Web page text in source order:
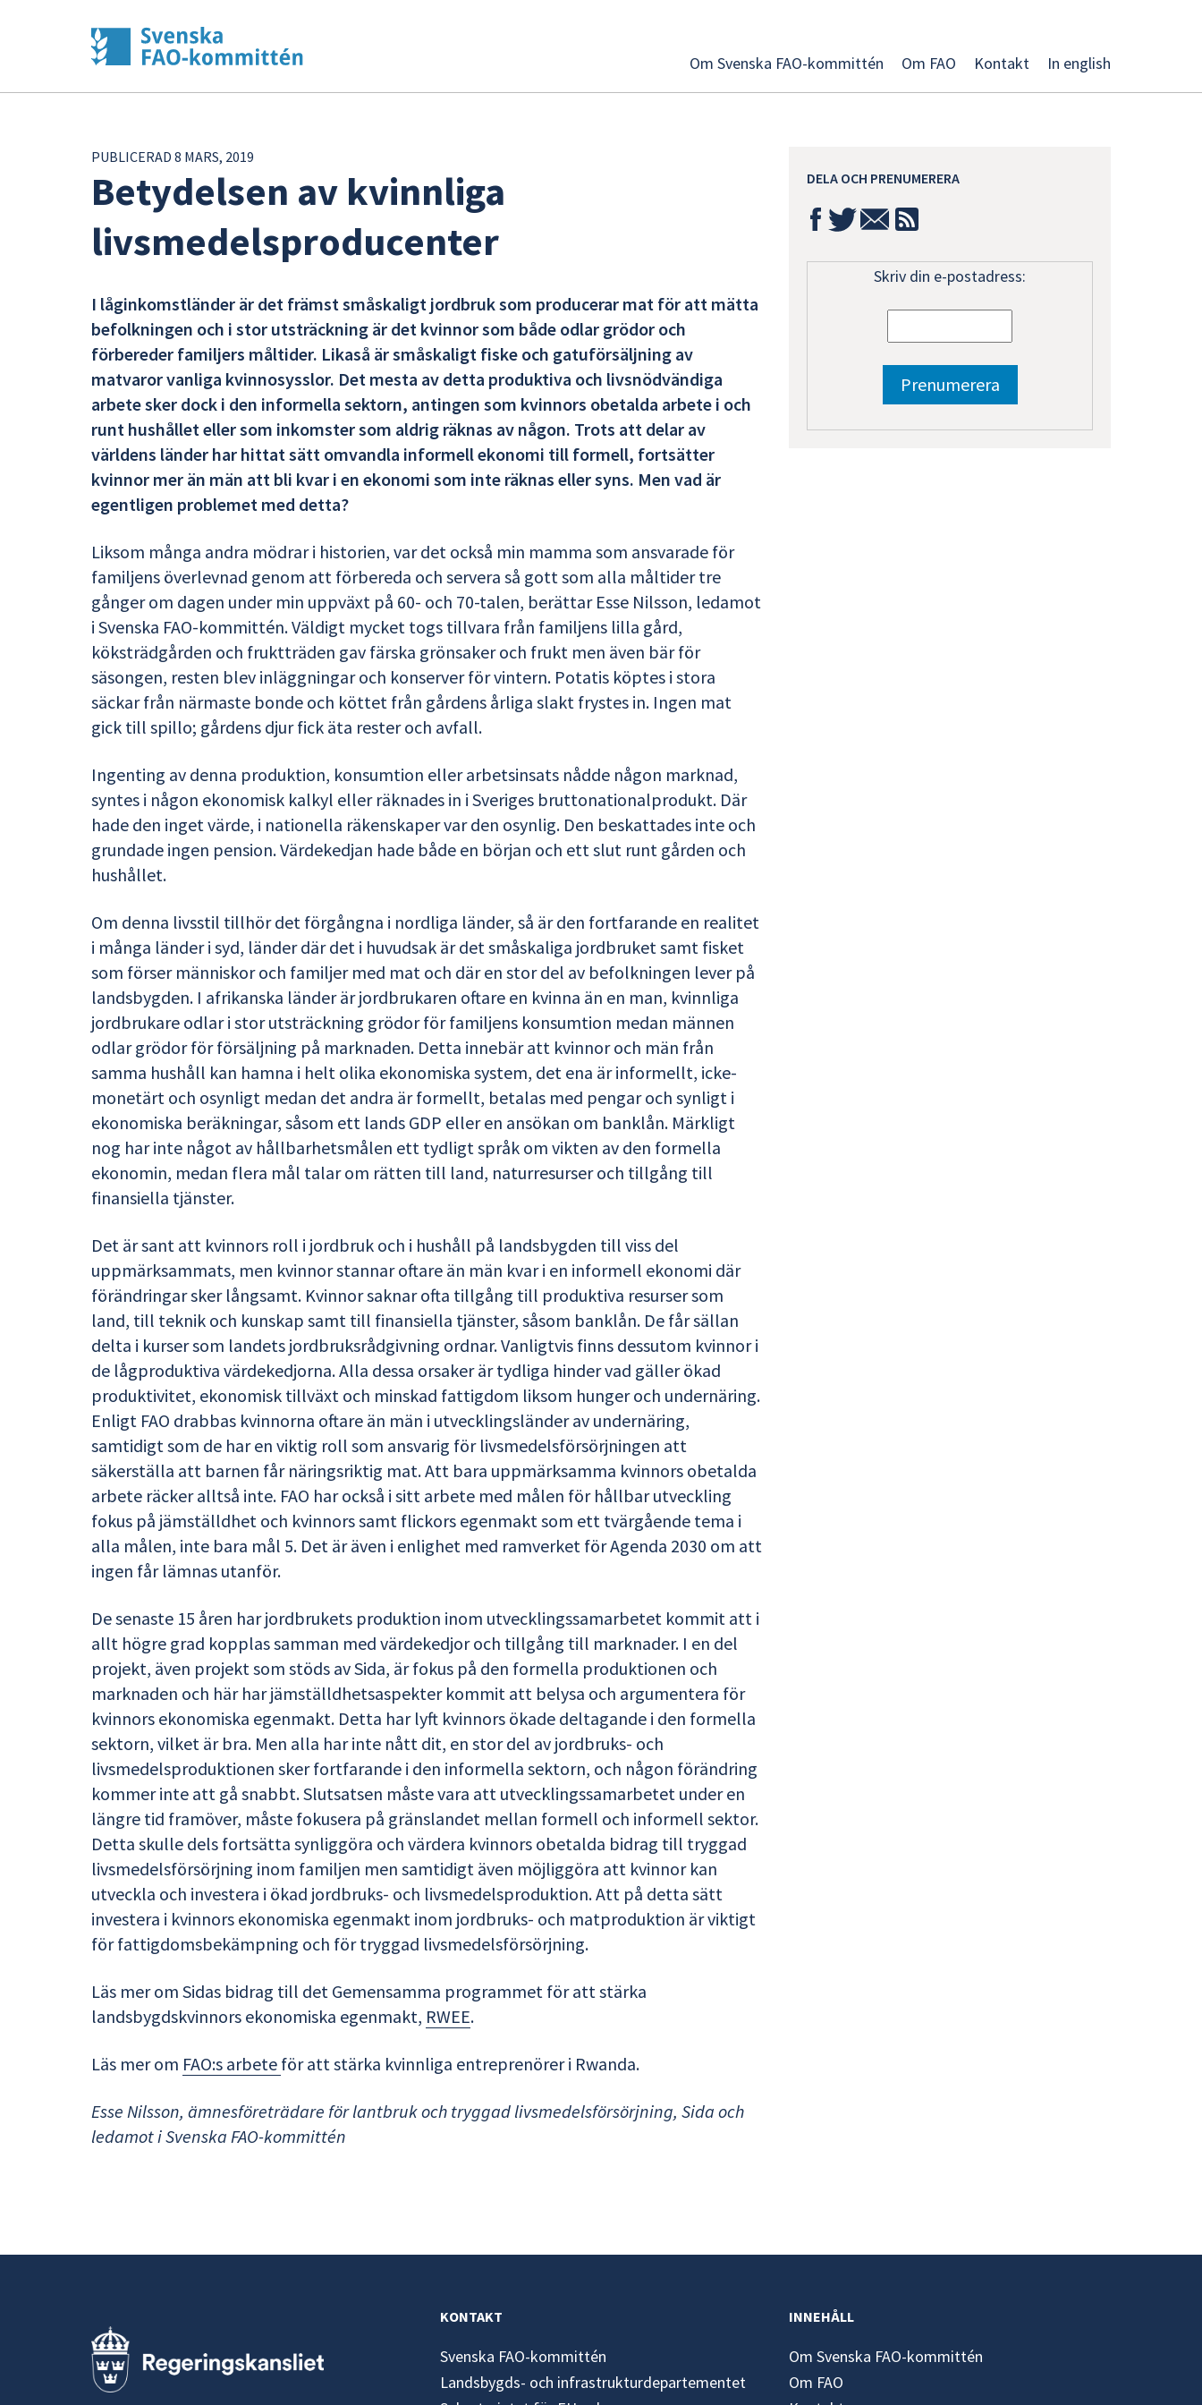
Om Svenska FAO-kommittén Om FAO Kontakt In english
PUBLICERAD 8 MARS, 2019
Betydelsen av kvinnliga
livsmedelsproducenter
I låginkomstländer är det främst småskaligt jordbruk som producerar mat för att mätta
befolkningen och i stor utsträckning är det kvinnor som både odlar grödor och
förbereder familjers måltider. Likaså är småskaligt fiske och gatuförsäljning av
matvaror vanliga kvinnosysslor. Det mesta av detta produktiva och livsnödvändiga
arbete sker dock i den informella sektorn, antingen som kvinnors obetalda arbete i och
runt hushållet eller som inkomster som aldrig räknas av någon. Trots att delar av
världens länder har hittat sätt omvandla informell ekonomi till formell, fortsätter
kvinnor mer än män att bli kvar i en ekonomi som inte räknas eller syns. Men vad är
egentligen problemet med detta?
Liksom många andra mödrar i historien, var det också min mamma som ansvarade för
familjens överlevnad genom att förbereda och servera så gott som alla måltider tre
gånger om dagen under min uppväxt på 60- och 70-talen, berättar Esse Nilsson, ledamot
i Svenska FAO-kommittén. Väldigt mycket togs tillvara från familjens lilla gård,
köksträdgården och fruktträden gav färska grönsaker och frukt men även bär för
säsongen, resten blev inläggningar och konserver för vintern. Potatis köptes i stora
säckar från närmaste bonde och köttet från gårdens årliga slakt frystes in. Ingen mat
gick till spillo; gårdens djur fick äta rester och avfall.
Ingenting av denna produktion, konsumtion eller arbetsinsats nådde någon marknad,
syntes i någon ekonomisk kalkyl eller räknades in i Sveriges bruttonationalprodukt. Där
hade den inget värde, i nationella räkenskaper var den osynlig. Den beskattades inte och
grundade ingen pension. Värdekedjan hade både en början och ett slut runt gården och
hushållet.
Om denna livsstil tillhör det förgångna i nordliga länder, så är den fortfarande en realitet
i många länder i syd, länder där det i huvudsak är det småskaliga jordbruket samt fisket
som förser människor och familjer med mat och där en stor del av befolkningen lever på
landsbygden. I afrikanska länder är jordbrukaren oftare en kvinna än en man, kvinnliga
jordbrukare odlar i stor utsträckning grödor för familjens konsumtion medan männen
odlar grödor för försäljning på marknaden. Detta innebär att kvinnor och män från
samma hushåll kan hamna i helt olika ekonomiska system, det ena är informellt, icke-
monetärt och osynligt medan det andra är formellt, betalas med pengar och synligt i
ekonomiska beräkningar, såsom ett lands GDP eller en ansökan om banklån. Märkligt
nog har inte något av hållbarhetsmålen ett tydligt språk om vikten av den formella
ekonomin, medan flera mål talar om rätten till land, naturresurser och tillgång till
finansiella tjänster.
Det är sant att kvinnors roll i jordbruk och i hushåll på landsbygden till viss del
uppmärksammats, men kvinnor stannar oftare än män kvar i en informell ekonomi där
förändringar sker långsamt. Kvinnor saknar ofta tillgång till produktiva resurser som
land, till teknik och kunskap samt till finansiella tjänster, såsom banklån. De får sällan
delta i kurser som landets jordbruksrådgivning ordnar. Vanligtvis finns dessutom kvinnor i
de lågproduktiva värdekedjorna. Alla dessa orsaker är tydliga hinder vad gäller ökad
produktivitet, ekonomisk tillväxt och minskad fattigdom liksom hunger och undernäring.
Enligt FAO drabbas kvinnorna oftare än män i utvecklingsländer av undernäring,
samtidigt som de har en viktig roll som ansvarig för livsmedelsförsörjningen att
säkerställa att barnen får näringsriktig mat. Att bara uppmärksamma kvinnors obetalda
arbete räcker alltså inte. FAO har också i sitt arbete med målen för hållbar utveckling
fokus på jämställdhet och kvinnors samt flickors egenmakt som ett tvärgående tema i
alla målen, inte bara mål 5. Det är även i enlighet med ramverket för Agenda 2030 om att
ingen får lämnas utanför.
De senaste 15 åren har jordbrukets produktion inom utvecklingssamarbetet kommit att i
allt högre grad kopplas samman med värdekedjor och tillgång till marknader. I en del
projekt, även projekt som stöds av Sida, är fokus på den formella produktionen och
marknaden och här har jämställdhetsaspekter kommit att belysa och argumentera för
kvinnors ekonomiska egenmakt. Detta har lyft kvinnors ökade deltagande i den formella
sektorn, vilket är bra. Men alla har inte nått dit, en stor del av jordbruks- och
livsmedelsproduktionen sker fortfarande i den informella sektorn, och någon förändring
kommer inte att gå snabbt. Slutsatsen måste vara att utvecklingssamarbetet under en
längre tid framöver, måste fokusera på gränslandet mellan formell och informell sektor.
Detta skulle dels fortsätta synliggöra och värdera kvinnors obetalda bidrag till tryggad
livsmedelsförsörjning inom familjen men samtidigt även möjliggöra att kvinnor kan
utveckla och investera i ökad jordbruks- och livsmedelsproduktion. Att på detta sätt
investera i kvinnors ekonomiska egenmakt inom jordbruks- och matproduktion är viktigt
för fattigdomsbekämpning och för tryggad livsmedelsförsörjning.
Läs mer om Sidas bidrag till det Gemensamma programmet för att stärka
landsbygdskvinnors ekonomiska egenmakt, RWEE.
Läs mer om FAO:s arbete för att stärka kvinnliga entreprenörer i Rwanda.
Esse Nilsson, ämnesföreträdare för lantbruk och tryggad livsmedelsförsörjning, Sida och
ledamot i Svenska FAO-kommittén
DELA OCH PRENUMERERA
Skriv din e-postadress:
KONTAKT
Svenska FAO-kommittén
Landsbygds- och infrastrukturdepartementet
INNEHÅLL
Om Svenska FAO-kommittén
Om FAO